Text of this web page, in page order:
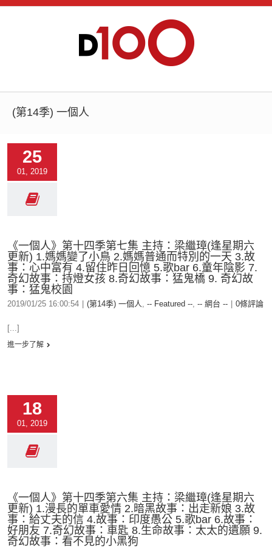
(第14季) 一個人
25
01, 2019
《一個人》第十四季第七集 主持：梁繼璋(逢星期六
更新) 1.媽媽變了小鳥 2.媽媽普通而特別的一天 3.故
事：心中富有 4.留住昨日回憶 5.歌bar 6.童年陰影 7.
奇幻故事：持燈女孩 8.奇幻故事：猛鬼橋 9. 奇幻故
事：猛鬼校園
2019/01/25 16:00:54 (第14季) 一個人, -- Featured --, -- 網台 -- 0條評論
[...]
進一步了解
18
01, 2019
《一個人》第十四季第六集 主持：梁繼璋(逢星期六
更新) 1.漫長的單車愛情 2.暗黑故事：出走新娘 3.故
事：給丈夫的信 4.故事：印度愚公 5.歌bar 6.故事：
好朋友 7.奇幻故事：車匙 8.生命故事：太太的遺願 9.
奇幻故事：看不見的小黑狗